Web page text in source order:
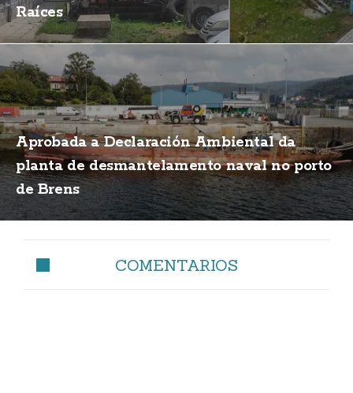
Raíces
Aprobada a Declaración Ambiental da
planta de desmantelamento naval no porto
de Brens
COMENTARIOS